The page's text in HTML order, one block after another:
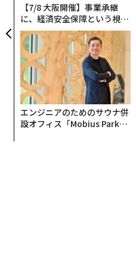
【7/8 大阪開催】事業承継
に、経済安全保障という視点
が加わるとき──経営者が問
われる新たな判断軸
エンジニアのためのサウナ併
設オフィス「Mobius Park」